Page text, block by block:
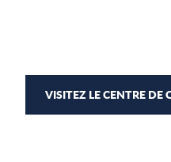
VISITEZ LE CENTRE DE